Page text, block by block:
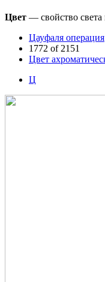
Цвет — свойство света
Цауфаля операция
1772 of 2151
Цвет
Ц